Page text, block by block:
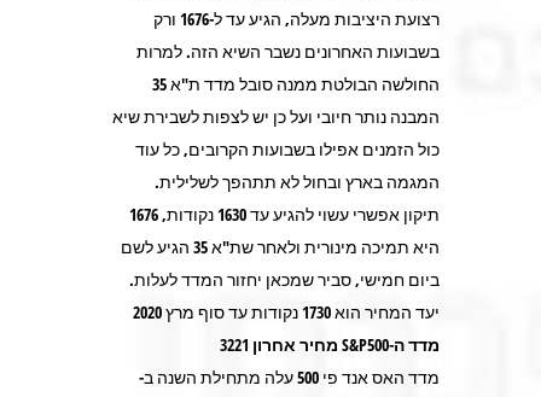
רצועת היציבות מעלה, הגיע עד ל-1676 ורק
בשבועות האחרונים נשבר השיא הזה. למרות
החולשה הבולטת ממנה סובל מדד ת"א 35
המבנה נותר חיובי ועל כן יש לצפות לשבירת שיא
כול הזמנים אפילו בשבועות הקרובים, כל עוד
המגמה בארץ ובחול לא תתהפך לשלילית.
תיקון אפשרי עשוי להגיע עד 1630 נקודות, 1676
היא תמיכה מינורית ולאחר שת"א 35 הגיע לשם
ביום חמישי, סביר שמכאן יחזור המדד לעלות.
יעד המחיר הוא 1730 נקודות עד סוף מרץ 2020
מדד ה-S&P500 מחיר אחרון 3221
מדד האס אנד פי 500 עלה מתחילת השנה ב-